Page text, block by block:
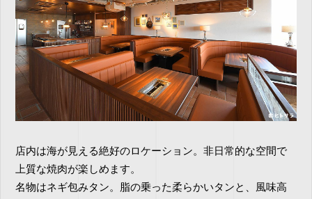
店内は海が見える絶好のロケーション。非日常的な空間で
上質な焼肉が楽しめます。
名物はネギ包みタン。脂の乗った柔らかいタンと、風味高